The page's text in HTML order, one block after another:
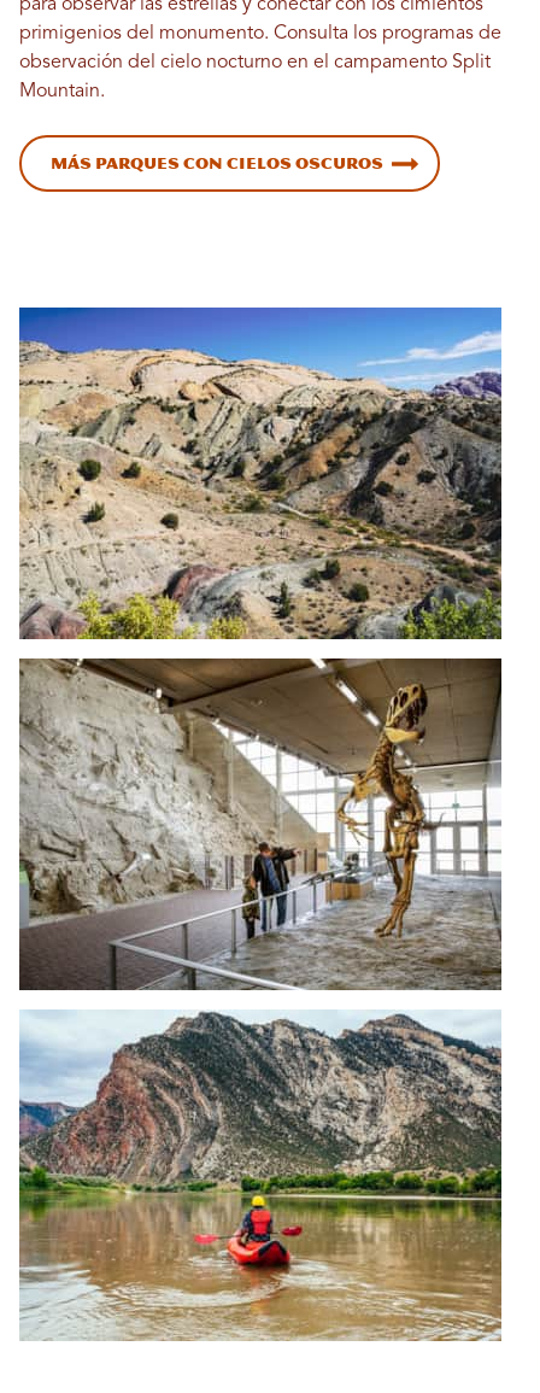
para observar las estrellas y conectar con los cimientos
primigenios del monumento. Consulta los programas de
observación del cielo nocturno en el campamento Split
Mountain.
Más parques con cielos oscuros